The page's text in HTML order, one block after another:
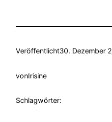
Veröffentlicht30. Dezember
vonIrisine
Schlagwörter: